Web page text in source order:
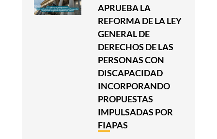
APRUEBA LA
REFORMA DE LA LEY
GENERAL DE
DERECHOS DE LAS
PERSONAS CON
DISCAPACIDAD
INCORPORANDO
PROPUESTAS
IMPULSADAS POR
FIAPAS